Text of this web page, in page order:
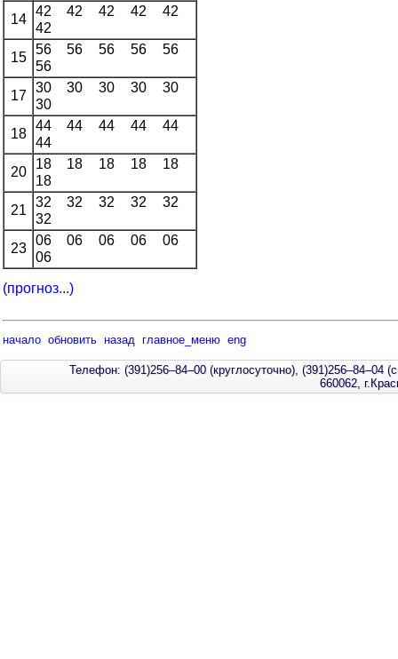
14
42 42 42 42
42
42
15
56 56 56 56
56
56
17
30 30 30 30
30
30
18
44 44 44 44
44
44
20
18 18 18 18
18
18
21
32 32 32 32
32
32
23
06 06 06 06
06
06
(прогноз...)
начало обновить назад главное_меню eng
Телефон: (391)256–84–00 (круглосуточно), (391)256–84–04
660062,